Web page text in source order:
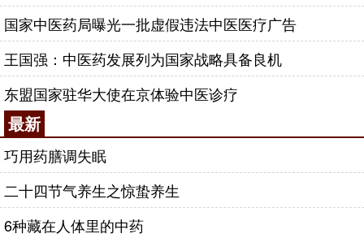
国家中医药局曝光一批虚假违法中医医疗广告
王国强：中医药发展列为国家战略具备良机
东盟国家驻华大使在京体验中医诊疗
最新
巧用药膳调失眠
二十四节气养生之惊蛰养生
6种藏在人体里的中药